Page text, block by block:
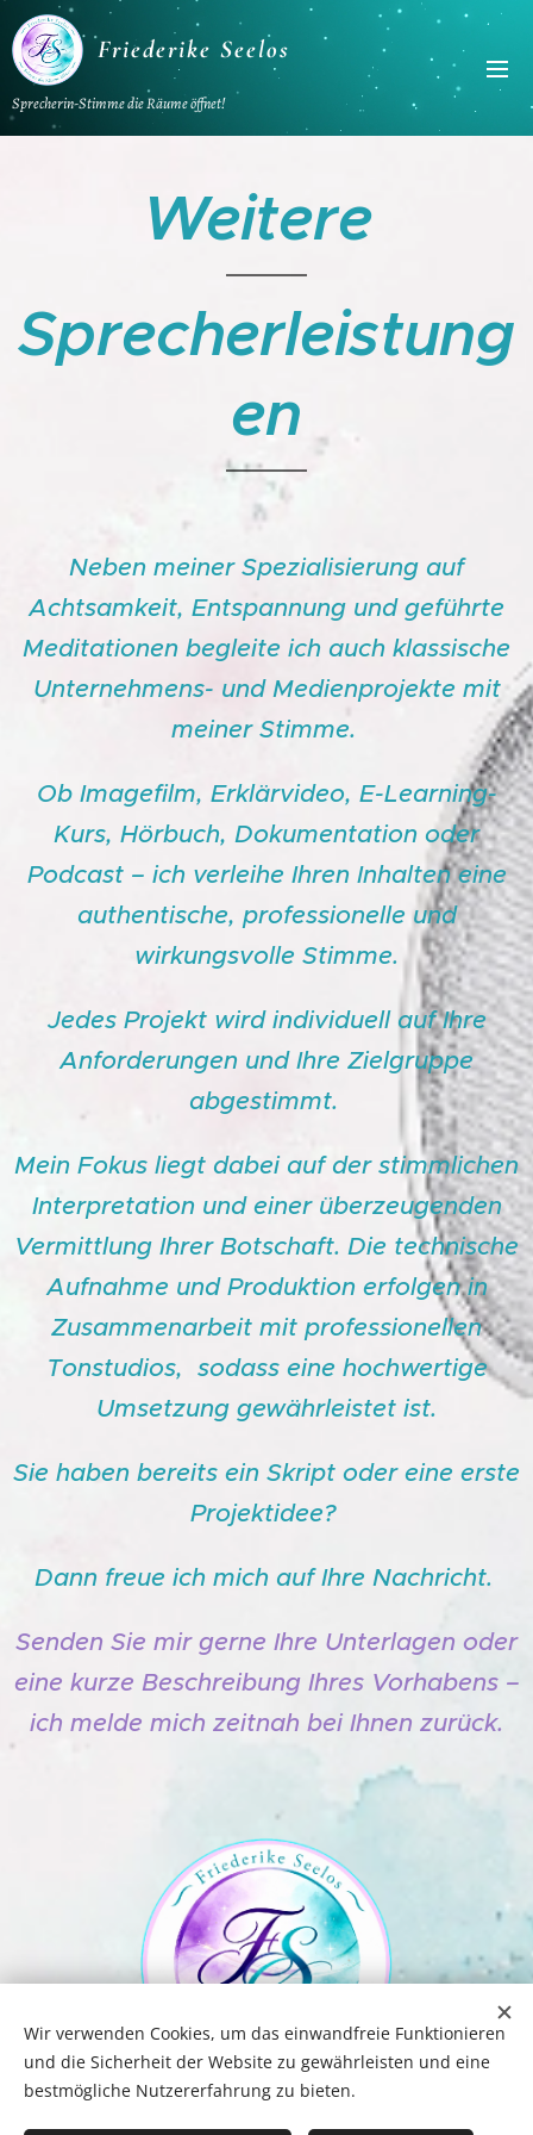
Friederike Seelos
Sprecherin-Stimme die Räume öffnet!
Weitere
Sprecherleistung
en
Neben meiner Spezialisierung auf
Achtsamkeit, Entspannung und geführte
Meditationen begleite ich auch klassische
Unternehmens- und Medienprojekte mit
meiner Stimme.
Ob Imagefilm, Erklärvideo, E-Learning-
Kurs, Hörbuch, Dokumentation oder
Podcast – ich verleihe Ihren Inhalten eine
authentische, professionelle und
wirkungsvolle Stimme.
Jedes Projekt wird individuell auf Ihre
Anforderungen und Ihre Zielgruppe
abgestimmt.
Mein Fokus liegt dabei auf der stimmlichen
Interpretation und einer überzeugenden
Vermittlung Ihrer Botschaft. Die technische
Aufnahme und Produktion erfolgen in
Zusammenarbeit mit professionellen
Tonstudios, sodass eine hochwertige
Umsetzung gewährleistet ist.
Sie haben bereits ein Skript oder eine erste
Projektidee?
Dann freue ich mich auf Ihre Nachricht.
Senden Sie mir gerne Ihre Unterlagen oder
eine kurze Beschreibung Ihres Vorhabens –
ich melde mich zeitnah bei Ihnen zurück.
Wir verwenden Cookies, um das einwandfreie Funktionieren
und die Sicherheit der Website zu gewährleisten und eine
bestmögliche Nutzererfahrung zu bieten.